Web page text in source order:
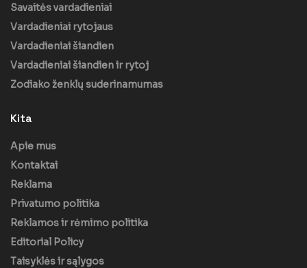
Savaitės vardadieniai
Vardadieniai rytojaus
Vardadieniai šiandien
Vardadieniai šiandien ir rytoj
Zodiako ženklų suderinamumas
Kita
Apie mus
Kontaktai
Reklama
Privatumo politika
Reklamos ir rėmimo politika
Editorial Policy
Taisyklės ir sąlygos